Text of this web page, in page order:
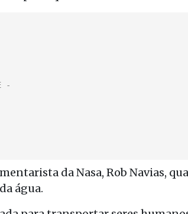
da Nasa, Rob Navias,
água.